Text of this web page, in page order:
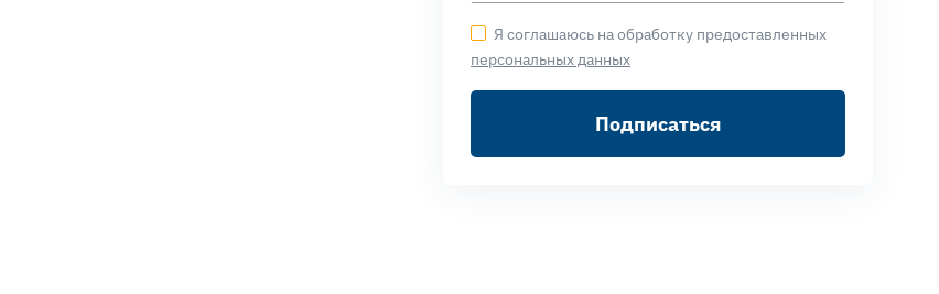
Я соглашаюсь на обработку предоставленных
персональных данных
Подписаться